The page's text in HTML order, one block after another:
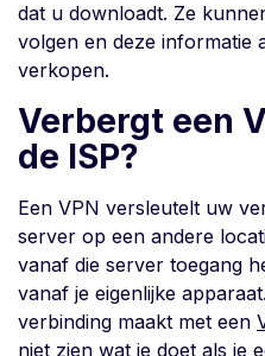
dat u downloadt. Ze
volgen en deze informatie
verkopen.
Verbergt een
de ISP?
Een VPN versleutelt uw
server op een andere
vanaf die server toegang
vanaf je eigenlijke
verbinding maakt met een
niet zien wat je doet als je